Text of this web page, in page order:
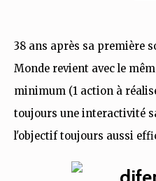
38 ans après sa première
Monde revient avec le
minimum (1 action à
toujours une interactivité
l'objectif toujours aussi